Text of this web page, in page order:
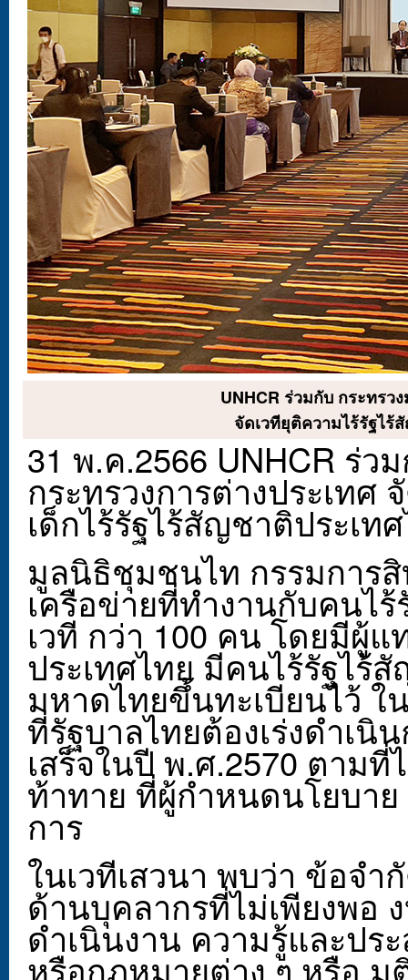
UNHCR ร่วมกับ กระทรว
จัดเวทียุติความไร้รัฐไร้
31 พ.ค.2566 UNHCR ร่
กระทรวงการต่างประเทศ
เด็กไร้รัฐไร้สัญชาติประเท
มูลนิธิชุมชนไท กรรมการ
เครือข่ายที่ทำงานกับคนไ
เวที กว่า 100 คน โดยมีผู้
ประเทศไทย มีคนไร้รัฐไร้
มหาดไทยขึ้นทะเบียนไว้ ใ
ที่รัฐบาลไทยต้องเร่งดำเ
เสร็จในปี พ.ศ.2570 ตาม
ท้าทาย ที่ผู้กำหนดนโยบา
การ
ในเวทีเสวนา พบว่า ข้อจำ
ด้านบุคลากรที่ไม่เพียงพอ
ดำเนินงาน ความรู้และปร
หรือกฎหมายต่าง ๆ หรือ